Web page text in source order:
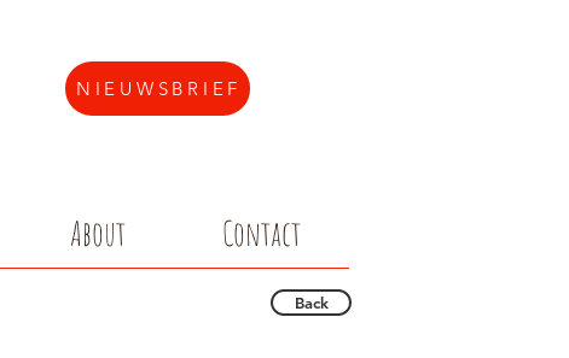
NIEUWSBRIEF
About
Contact
Back